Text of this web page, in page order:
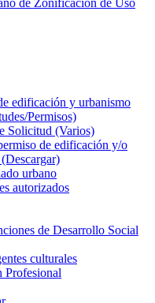
de Zonificación de Uso
edificación y urbanismo
Permisos)
Solicitud (Varios)
de edificación y/o
urbano
autorizados
de Desarrollo Social
culturales
Profesional